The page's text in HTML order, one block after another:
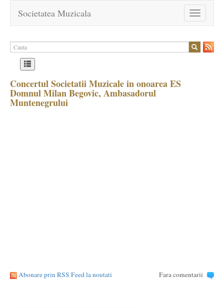
Toggle
navigation
Societatea Muzicala
Concertul Societatii Muzicale in onoarea ES
Domnul Milan Begovic, Ambasadorul
Muntenegrului
Abonare prin RSS Feed la noutati Fara comentarii